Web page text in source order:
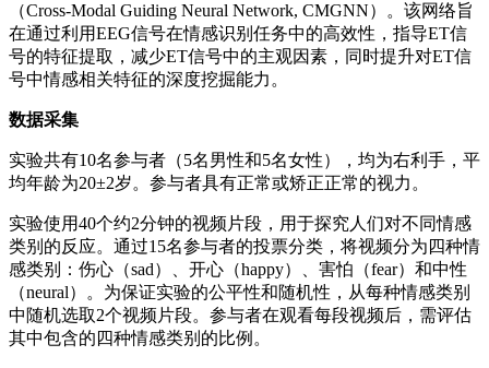
（Cross-Modal Guiding Neural Network, CMGNN）。该网络旨
在通过利用EEG信号在情感识别任务中的高效性，指导ET信
号的特征提取，减少ET信号中的主观因素，同时提升对ET信
号中情感相关特征的深度挖掘能力。
数据采集
实验共有10名参与者（5名男性和5名女性），均为右利手，平
均年龄为20±2岁。参与者具有正常或矫正正常的视力。
实验使用40个约2分钟的视频片段，用于探究人们对不同情感
类别的反应。通过15名参与者的投票分类，将视频分为四种情
感类别：伤心（sad）、开心（happy）、害怕（fear）和中性
（neural）。为保证实验的公平性和随机性，从每种情感类别
中随机选取2个视频片段。参与者在观看每段视频后，需评估
其中包含的四种情感类别的比例。